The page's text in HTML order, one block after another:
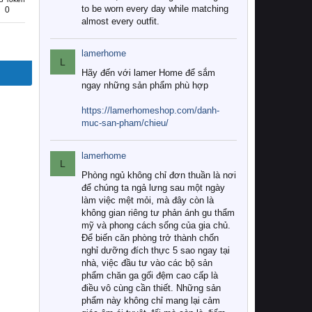
0
to be worn every day while matching
almost every outfit.
L
lamerhome
Hãy đến với lamer Home để sắm
ngay những sản phẩm phù hợp
https://lamerhomeshop.com/danh-
muc-san-pham/chieu/
L
lamerhome
Phòng ngủ không chỉ đơn thuần là nơi
để chúng ta ngả lưng sau một ngày
làm việc mệt mỏi, mà đây còn là
không gian riêng tư phản ánh gu thẩm
mỹ và phong cách sống của gia chủ.
Để biến căn phòng trở thành chốn
nghỉ dưỡng đích thực 5 sao ngay tại
nhà, việc đầu tư vào các bộ sản
phẩm chăn ga gối đệm cao cấp là
điều vô cùng cần thiết. Những sản
phẩm này không chỉ mang lại cảm